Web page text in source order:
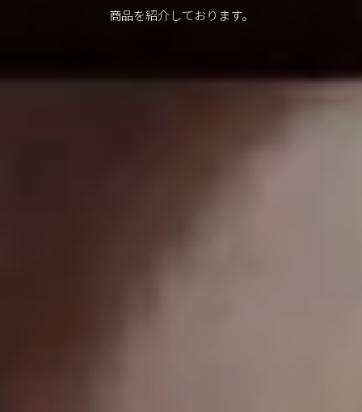
商品を紹介しております。